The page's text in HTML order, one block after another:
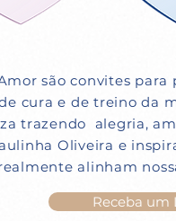
são convites
cura e de treino da
trazendo alegria,
Oliveira e
alinham
Receba um